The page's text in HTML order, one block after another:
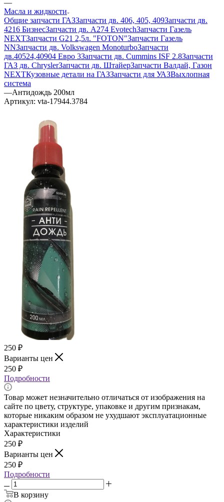
—
Масла и жидкости
Общие запчасти ГАЗЗапчасти дв. 406, 405, 409Запчасти дв.
4216 БизнесЗапчасти дв. A274 EvotechЗапчасти Газель
NEXTЗапчасти G21 2,5л. "FOTON"Запчасти Газель
NNЗапчасти дв. Volkswagen MonoturboЗапчасти
дв.40524,40904 Евро 3Запчасти дв. Cummins ISF 2.8Запчасти
ГАЗ дв. ChryslerЗапчасти дв. ШтайерЗапчасти Валдай, Газон
NEXTКузовные детали на ГАЗЗапчасти для УАЗВыхлопная
система
—Антидождь 200мл
Артикул: vta-17944.3784
250 ₽
Варианты цен
250 ₽
Подробности
Товар может незначительно отличаться от изображения на
сайте по цвету, структуре, упаковке и другим признакам,
которые никаким образом не ухудшают эксплуатационные
характеристики изделий
Характеристики
250 ₽
Варианты цен
250 ₽
Подробности
В корзину